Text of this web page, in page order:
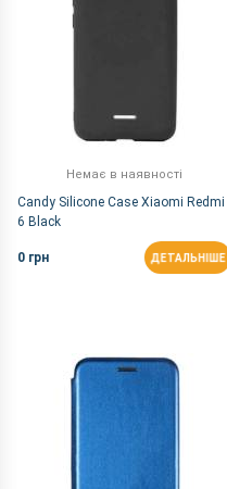
Немає в наявності
Candy Silicone Case Xiaomi Redmi
6 Black
0 грн ДЕТАЛЬНІШЕ